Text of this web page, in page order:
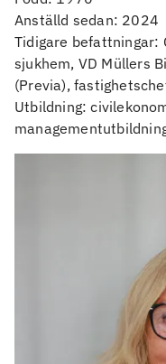
Anställd sedan: 2024
Tidigare befattningar:
sjukhem, VD Müllers
(Previa),
Utbildning: